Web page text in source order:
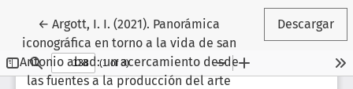
←Volver a los detalles del artículo
Argott, I. I. (2021). Panorámica
iconográfica en torno a la vida de san
Antonio abad: un acercamiento desde
las fuentes a la producción del arte
Descargar